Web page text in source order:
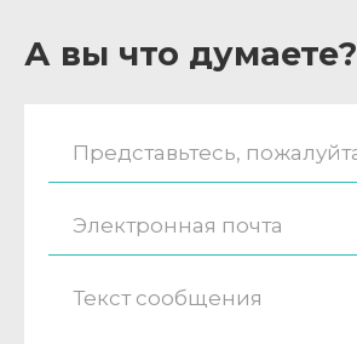
А вы что думаете?